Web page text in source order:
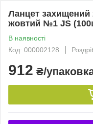
Ланцет захищений
жовтий №1 JS
В наявності
Код: 000002128
912 ₴/